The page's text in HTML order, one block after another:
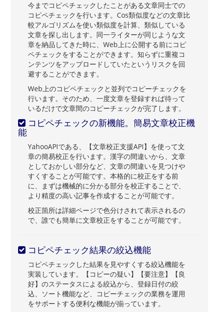
今までコピペチェックしたことがある文章同士での
コピペチェックを行います。Cos類似度などの文章比
較アルゴリズムを使い類似度を計算、類似している
文章を探し出します。同一ライターが同じような文
章を納品してきた時に、Web上に公開する前にコピ
ペチェックをすることができます。知らずに重複コ
ンテンツをアップロードしていたというリスクを回
避することができます。
Web上のコピペチェックと並列でコピーチェックを
行います。そのため、一度文章を登録すれば待って
いるだけで文章間のコピーチェックが完了します。
コピペチェックの新機能。簡易文章校正機
能
YahooAPIである、【文章校正支援API】を使って文
章の簡易校正を行います。漢字の間違いから、文章
としておかしい部分など、文章の間違いを見つけや
すくすることが可能です。本格的に校正をする前
に、まずは機械的に分かる部分を校正することで、
より精度の高い記事を作成することが可能です。
校正箇所は詳細ページで色分けされて表示されるの
で、誰でも簡単に文章校正をすることが可能です。
コピペチェック結果の絞込機能
コピペチェックした結果を見やすくする絞込機能を
実装しています。【コピーの疑い】【要注意】【良
好】のステータスによる絞込から、登録日付の絞
込、ソート機能など、コピーチェックの業務を運用
をサポートする便利な機能が揃っています。